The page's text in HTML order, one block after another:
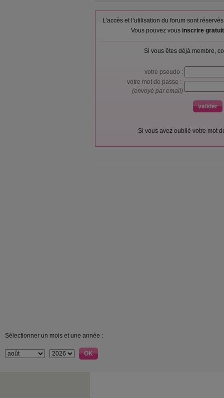
L’accès et l’utilisation du forum sont
Vous pouvez vous inscrire
Si vous êtes déjà membre,
votre pseudo :
votre mot de passe :
(envoyé par email)
Si vous avez oublié votre mot
Sélectionner un mois et une année :